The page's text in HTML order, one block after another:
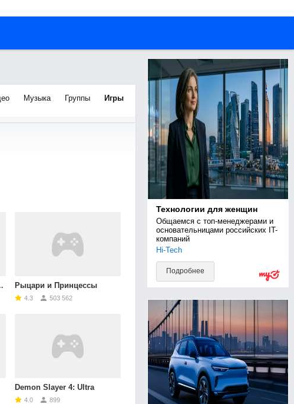
Музыка Группы Игры
Рыцари и Принцессы
4.3 503 562
Demon Slayer 4: Ultra
4.0 899
Технологии для женщин
Общаемся с топ-менеджерами и
основательницами российских IT-
компаний
Hi-Tech
Подробнее